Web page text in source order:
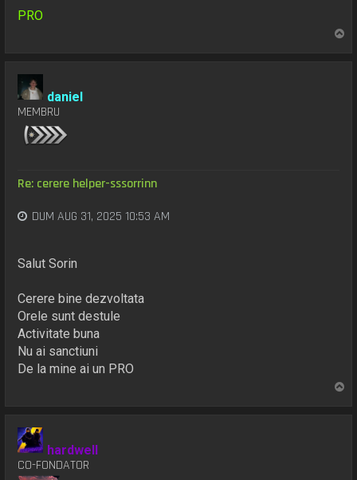
PRO
daniel
MEMBRU
Re: cerere helper-sssorrinn
DUM AUG 31, 2025 10:53 AM
Salut Sorin
Cerere bine dezvoltata
Orele sunt destule
Activitate buna
Nu ai sanctiuni
De la mine ai un PRO
hardwell
CO-FONDATOR